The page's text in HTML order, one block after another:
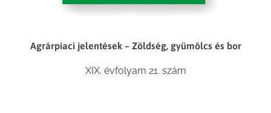
Agrárpiaci jelentések – Zöldség, gyümölcs és bor
XIX. évfolyam 21. szám